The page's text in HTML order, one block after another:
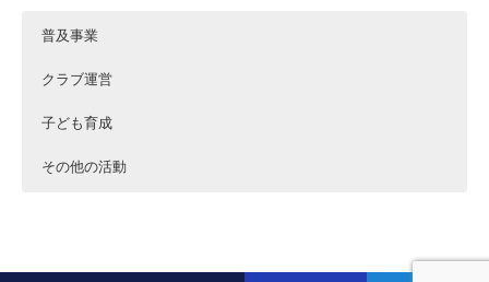
普及事業
クラブ運営
子ども育成
その他の活動